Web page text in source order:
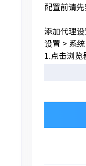
配置前请
添加代理
设置 > 系
1.点击浏